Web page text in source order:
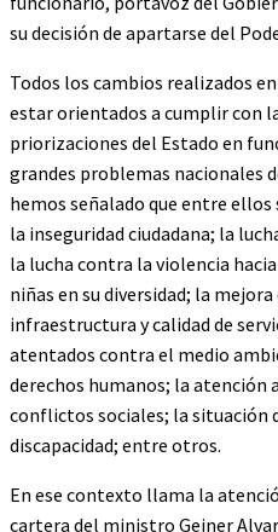
su decisión de apartarse del
Todos los cambios realizados
estar orientados a cumplir con
priorizaciones del Estado en
grandes problemas nacionales
hemos señalado que entre
la inseguridad ciudadana; la
la lucha contra la violencia
niñas en su diversidad; la
infraestructura y calidad de
atentados contra el medio
derechos humanos; la atención
conflictos sociales; la situación
discapacidad; entre otros.
En ese contexto llama la
cartera del ministro Geiner